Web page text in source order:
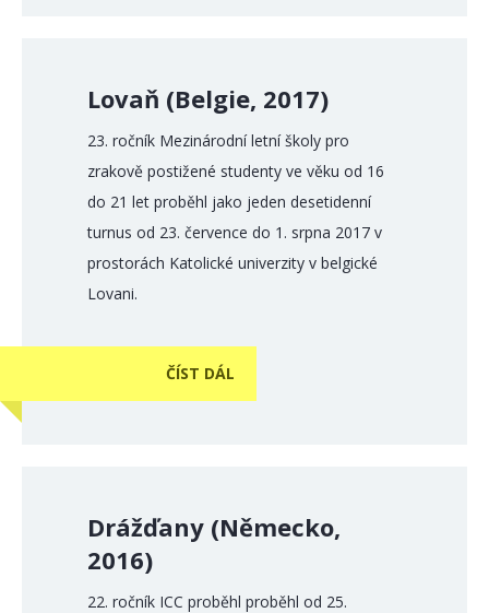
Lovaň (Belgie, 2017)
23. ročník Mezinárodní letní školy pro
zrakově postižené studenty ve věku od 16
do 21 let proběhl jako jeden desetidenní
turnus od 23. července do 1. srpna 2017 v
prostorách Katolické univerzity v belgické
Lovani.
ČÍST DÁL
Drážďany (Německo,
2016)
22. ročník ICC proběhl proběhl od 25.